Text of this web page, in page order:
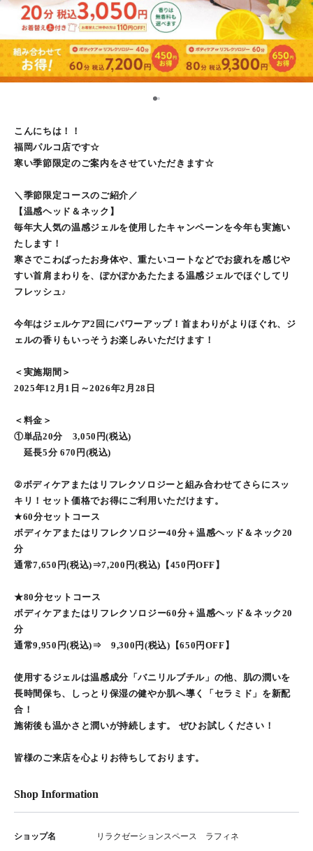
1
こんにちは！！
福岡パルコ店です☆
寒い季節限定のご案内をさせていただきます☆
＼季節限定コースのご紹介／
【温感ヘッド＆ネック】
毎年大人気の温感ジェルを使用したキャンペーンを今年も実施い
たします！
寒さでこわばったお身体や、重たいコートなどでお疲れを感じや
すい首肩まわりを、ぽかぽかあたたまる温感ジェルでほぐしてリ
フレッシュ♪
今年はジェルケア2回にパワーアップ！首まわりがよりほぐれ、ジ
ェルの香りもいっそうお楽しみいただけます！
＜実施期間＞
2025年12月1日～2026年2月28日
＜料金＞
①単品20分 3,050円(税込)
延長5分 670円(税込)
②ボディケアまたはリフレクソロジーと組み合わせてさらにスッ
キリ！セット価格でお得にご利用いただけます。
★60分セットコース
ボディケアまたはリフレクソロジー40分＋温感ヘッド＆ネック20
分
通常7,650円(税込)⇒7,200円(税込)【450円OFF】
★80分セットコース
ボディケアまたはリフレクソロジー60分＋温感ヘッド＆ネック20
分
通常9,950円(税込)⇒ 9,300円(税込)【650円OFF】
使用するジェルは温感成分「バニリルブチル」の他、肌の潤いを
長時間保ち、しっとり保湿の健やか肌へ導く「セラミド」を新配
合！
施術後も温かさと潤いが持続します。 ぜひお試しください！
皆様のご来店を心よりお待ちしております。
Shop Information
ショップ名 リラクゼーションスペース ラフィネ